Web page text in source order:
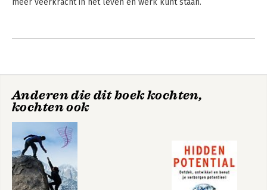
Anderen die dit boek kochten,
kochten ook